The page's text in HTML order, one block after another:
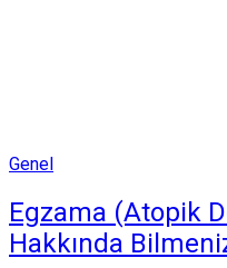
Posted
Genel
Egzama (Atopik
Hakkında